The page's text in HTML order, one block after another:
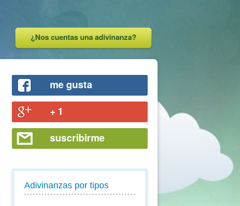
¿Nos cuentas una adivinanza?
me gusta
+ 1
suscribirme
Adivinanzas por tipos